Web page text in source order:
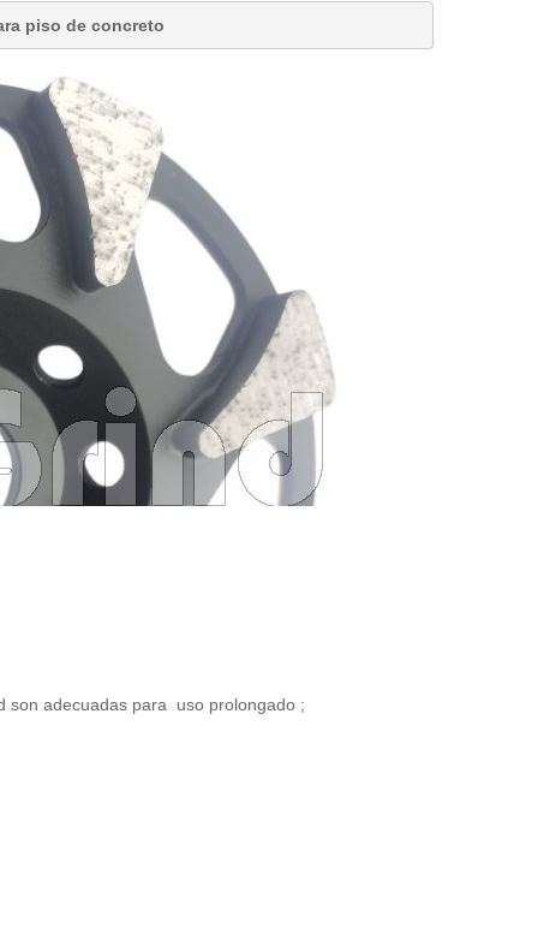
piso de concreto
son adecuadas para uso prolongado ;